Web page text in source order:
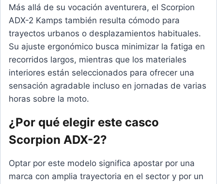
Más allá de su vocación aventurera, el Scorpion
ADX-2 Kamps también resulta cómodo para
trayectos urbanos o desplazamientos habituales.
Su ajuste ergonómico busca minimizar la fatiga en
recorridos largos, mientras que los materiales
interiores están seleccionados para ofrecer una
sensación agradable incluso en jornadas de varias
horas sobre la moto.
¿Por qué elegir este casco
Scorpion ADX-2?
Optar por este modelo significa apostar por una
marca con amplia trayectoria en el sector y por un